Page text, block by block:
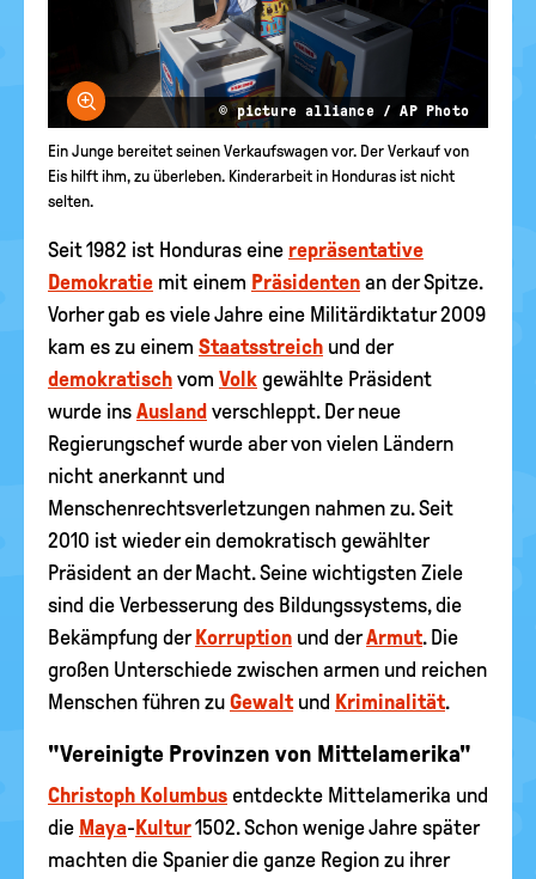
Bild vergrößern
© picture alliance / AP Photo
Ein Junge bereitet seinen Verkaufswagen vor. Der Verkauf von
Eis hilft ihm, zu überleben. Kinderarbeit in Honduras ist nicht
selten.
Seit 1982 ist Honduras eine repräsentative
Demokratie mit einem Präsidenten an der Spitze.
Vorher gab es viele Jahre eine Militärdiktatur 2009
kam es zu einem Staatsstreich und der
demokratisch vom Volk gewählte Präsident
wurde ins Ausland verschleppt. Der neue
Regierungschef wurde aber von vielen Ländern
nicht anerkannt und
Menschenrechtsverletzungen nahmen zu. Seit
2010 ist wieder ein demokratisch gewählter
Präsident an der Macht. Seine wichtigsten Ziele
sind die Verbesserung des Bildungssystems, die
Bekämpfung der Korruption und derArmut. Die
großen Unterschiede zwischen armen und reichen
Menschen führen zu Gewaltund Kriminalität.
"Vereinigte Provinzen von Mittelamerika"
Christoph Kolumbus entdeckte Mittelamerika und
die Maya- Kultur1502. Schon wenige Jahre später
machten die Spanier die ganze Region zu ihrer